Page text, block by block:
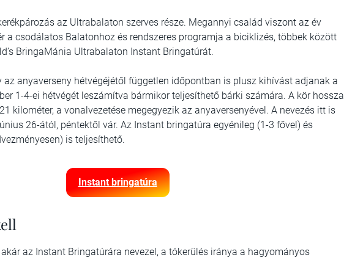
az Ultrabalaton szerves része. Megannyi család viszont az év
a csodálatos Balatonhoz és rendszeres programja a biciklizés, többek között
BringaMánia Ultrabalaton Instant Bringatúrát.
az anyaverseny hétvégéjétől független időpontban is plusz kihívást adjanak a
1-4-ei hétvégét leszámítva bármikor teljesíthető bárki számára. A kör hossza
kilométer, a vonalvezetése megegyezik az anyaversenyével. A nevezés itt is
26-ától, péntektől vár. Az Instant bringatúra egyénileg (1-3 fővel) és
is teljesíthető.
Instant bringatúra
az Instant Bringatúrára nevezel, a tókerülés iránya a hagyományos